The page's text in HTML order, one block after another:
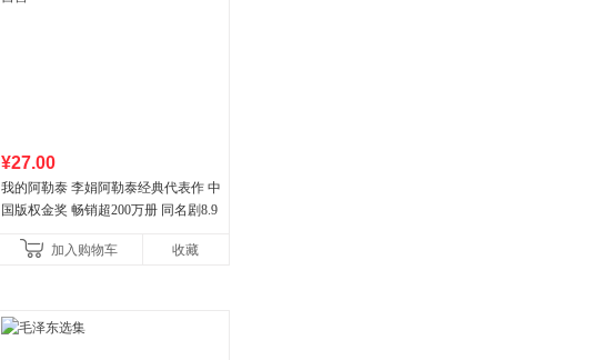
¥27.00
我的阿勒泰 李娟阿勒泰经典代表作 中
国版权金奖 畅销超200万册 同名剧8.9
加入购物车
收藏